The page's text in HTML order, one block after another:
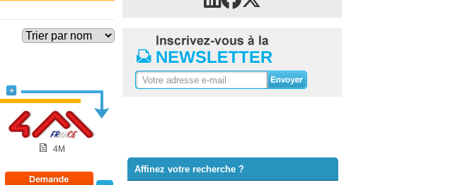
4M
Affinez votre recherche ?